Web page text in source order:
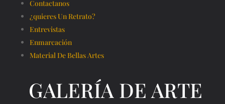
Contactanos
¿quieres Un Retrato?
Entrevistas
Enmarcación
Material De Bellas Artes
GALERÍA DE ARTE